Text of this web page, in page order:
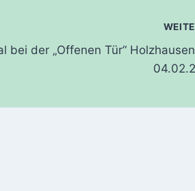
bei der „Offenen Tür“